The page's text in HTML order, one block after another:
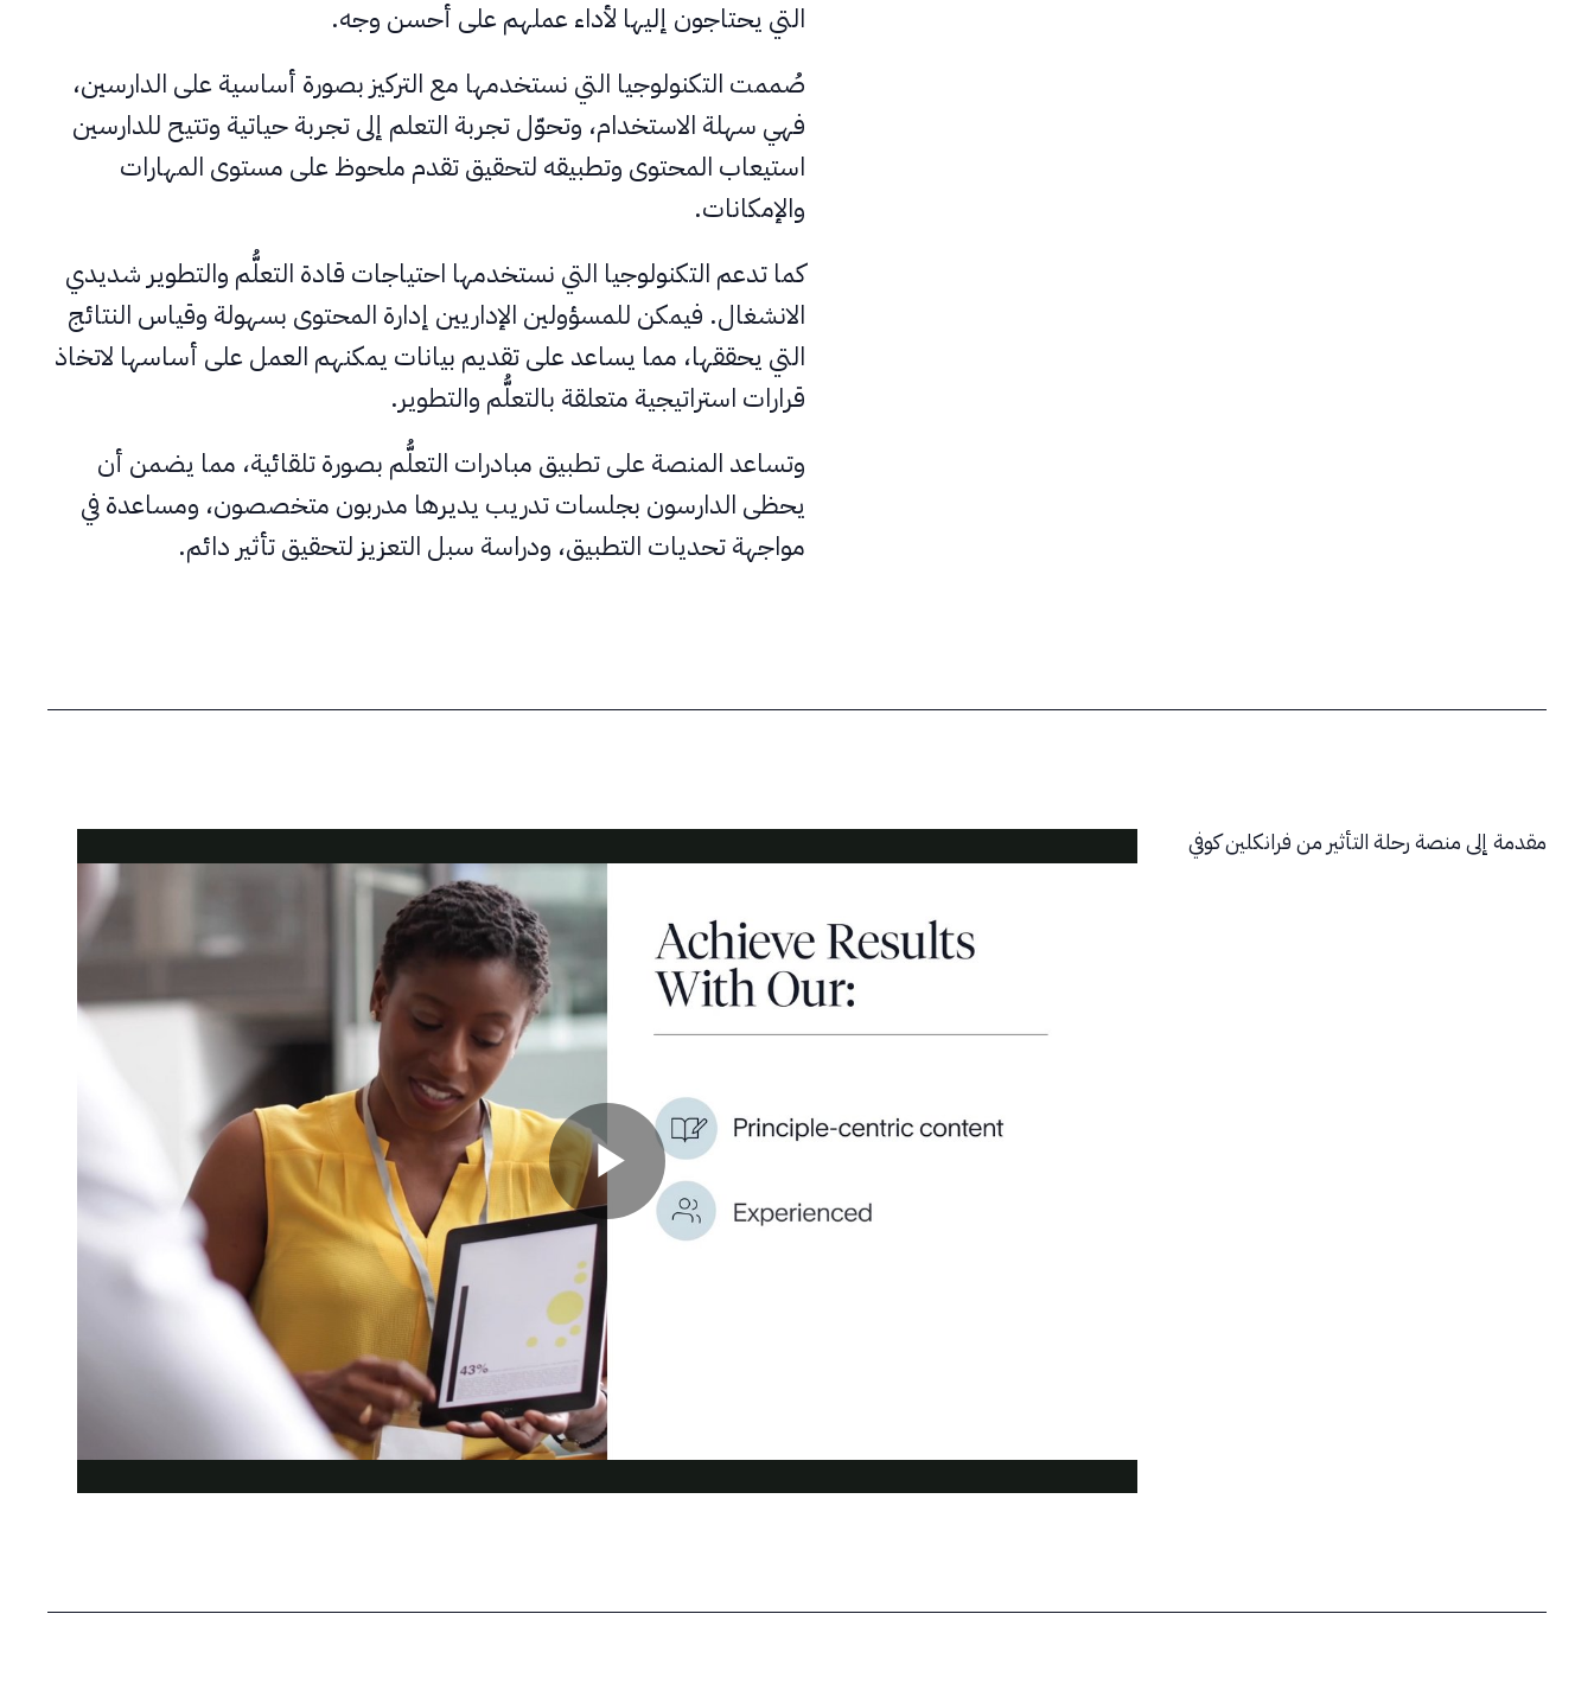
التي يحتاجون إليها لأداء عملهم على أحسن وجه.
صُممت التكنولوجيا التي نستخدمها مع التركيز بصورة أساسية على الدارسين،
فهي سهلة الاستخدام، وتحوّل تجربة التعلم إلى تجربة حياتية وتتيح للدارسين
استيعاب المحتوى وتطبيقه لتحقيق تقدم ملحوظ على مستوى المهارات
والإمكانات.
كما تدعم التكنولوجيا التي نستخدمها احتياجات قادة التعلُّم والتطوير شديدي
الانشغال. فيمكن للمسؤولين الإداريين إدارة المحتوى بسهولة وقياس النتائج
التي يحققها، مما يساعد على تقديم بيانات يمكنهم العمل على أساسها لاتخاذ
قرارات استراتيجية متعلقة بالتعلُّم والتطوير.
وتساعد المنصة على تطبيق مبادرات التعلُّم بصورة تلقائية، مما يضمن أن
يحظى الدارسون بجلسات تدريب يديرها مدربون متخصصون، ومساعدة في
مواجهة تحديات التطبيق، ودراسة سبل التعزيز لتحقيق تأثير دائم.
مقدمة إلى منصة رحلة التأثير من فرانكلين كوفي